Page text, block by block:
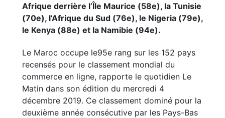
Afrique derrière l’Île Maurice (58e), la Tunisie
(70e), l’Afrique du Sud (76e), le Nigeria (79e),
le Kenya (88e) et la Namibie (94e).
Le Maroc occupe le95e rang sur les 152 pays
recensés pour le classement mondial du
commerce en ligne, rapporte le quotidien Le
Matin dans son édition du mercredi 4
décembre 2019. Ce classement dominé pour la
deuxième année consécutive par les Pays-Bas